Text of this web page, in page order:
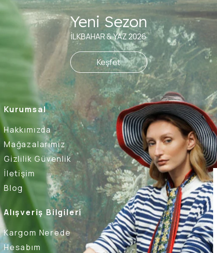
Kurumsal
Hakkımızda
Mağazalarımız
Gizlilik Güvenlik
İletişim
Blog
Alışveriş Bilgileri
Kargom Nerede
Hesabım
Yeni Sezon
İLKBAHAR & YAZ 2026
Keşfet